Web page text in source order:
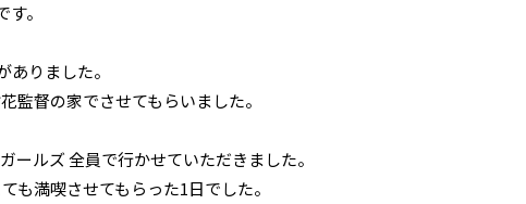
。
ありました。
監督の家でさせてもらいました。
ールズ 全員で行かせていただきました。
も満喫させてもらった1日でした。